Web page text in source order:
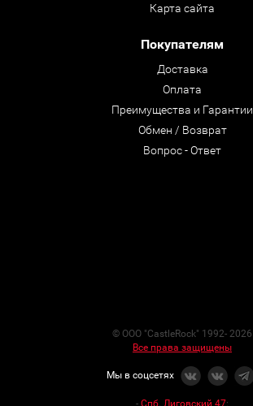
Карта сайта
Покупателям
Доставка
Оплата
Преимущества и Гарантии
Обмен / Возврат
Вопрос - Ответ
© ООО "CastleRock" 1992- 2026
Все права защищены
Мы в соцсетях
- Спб. Лиговский 47: